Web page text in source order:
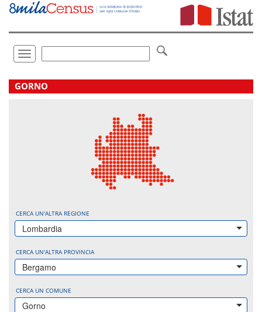
Vai
direttamente
Toggle
navigation
.
GORNO
CERCA UN'ALTRA REGIONE
Lombardia
CERCA UN'ALTRA PROVINCIA
Bergamo
CERCA UN COMUNE
Gorno